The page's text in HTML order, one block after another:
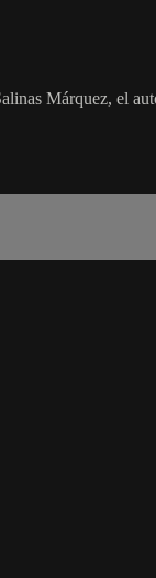
Márquez, el